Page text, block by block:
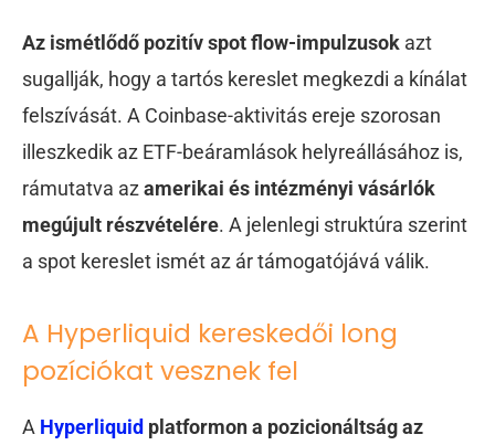
Az ismétlődő pozitív spot flow-impulzusok azt
sugallják, hogy a tartós kereslet megkezdi a kínálat
felszívását. A Coinbase-aktivitás ereje szorosan
illeszkedik az ETF-beáramlások helyreállásához is,
rámutatva azamerikai és intézményi vásárlók
megújult részvételére. A jelenlegi struktúra szerint
a spot kereslet ismét az ár támogatójává válik.
A Hyperliquid kereskedői long
pozíciókat vesznek fel
A Hyperliquid platformon a pozicionáltság az